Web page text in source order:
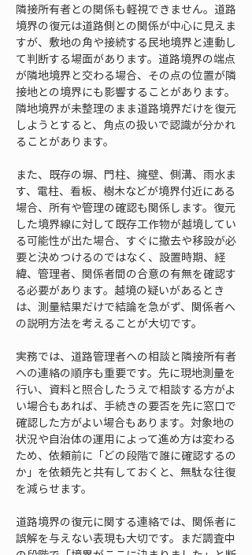
隣接所有者との関係も軽視できません。道路
境界の復元は道路側との関係が中心に見えま
すが、敷地の角や接続する民地境界と連動し
て判断する場面があります。道路境界の端点
が隣地境界と交わる場合、その点の位置が隣
接地との境界にも影響することがあります。
隣地境界が未整理のまま道路境界だけを復元
しようとすると、角点の扱いで認識が分かれ
ることがあります。
また、既存の塀、門柱、擁壁、側溝、雨水ま
す、電柱、看板、樹木などが境界付近にある
場合、所有や管理の確認も関係します。復元
した境界線に対して既存工作物が越境してい
る可能性が出た場合、すぐに撤去や移設が必
要と決めつけるのではなく、設置時期、経
緯、管理者、関係者間の合意の有無を確認す
る必要があります。越境の疑いがあるとき
は、測量結果だけで結論を急がず、関係者へ
の説明方法を考えることが大切です。
実務では、道路管理者への相談と隣接所有者
への連絡の順序も重要です。先に現地測量を
行い、資料と照合したうえで相談する方がよ
い場合もあれば、手続きの要否を先に窓口で
確認した方がよい場合もあります。対象地の
状況や自治体の運用によって進め方は変わる
ため、依頼前に「どの段階で誰に確認するの
か」を依頼先と共有しておくと、無駄な往復
を減らせます。
道路境界の復元に関する連絡では、関係者に
誤解を与えない表現も大切です。まだ調査中